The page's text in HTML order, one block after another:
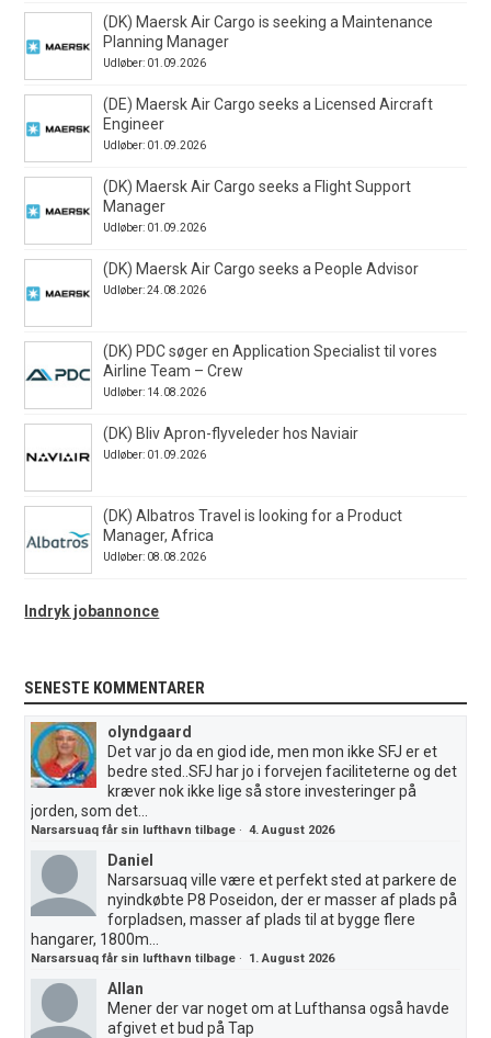
(DK) Maersk Air Cargo is seeking a Maintenance
Planning Manager
Udløber: 01.09.2026
(DE) Maersk Air Cargo seeks a Licensed Aircraft
Engineer
Udløber: 01.09.2026
(DK) Maersk Air Cargo seeks a Flight Support
Manager
Udløber: 01.09.2026
(DK) Maersk Air Cargo seeks a People Advisor
Udløber: 24.08.2026
(DK) PDC søger en Application Specialist til vores
Airline Team – Crew
Udløber: 14.08.2026
(DK) Bliv Apron-flyveleder hos Naviair
Udløber: 01.09.2026
(DK) Albatros Travel is looking for a Product
Manager, Africa
Udløber: 08.08.2026
Indryk jobannonce
SENESTE KOMMENTARER
olyndgaard
Det var jo da en giod ide, men mon ikke SFJ er et
bedre sted..SFJ har jo i forvejen faciliteterne og det
kræver nok ikke lige så store investeringer på
jorden, som det...
Narsarsuaq får sin lufthavn tilbage ·4. August 2026
Daniel
Narsarsuaq ville være et perfekt sted at parkere de
nyindkøbte P8 Poseidon, der er masser af plads på
forpladsen, masser af plads til at bygge flere
hangarer, 1800m...
Narsarsuaq får sin lufthavn tilbage · 1. August 2026
Allan
Mener der var noget om at Lufthansa også havde
afgivet et bud på Tap